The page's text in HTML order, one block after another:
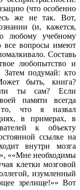
(что особенно
же не так. Вот,
(и, кажется,
любому учебному
все вопросы имеют
Составь
любопытство и
подумай: кто
быть, книга?
ты сам? Если
памяти всегда
то, что я назвал
в примерах, в
к объекту
ссылке на
внутри мозга
««Мне необходимы
клетки мозговой
изумленный
зрелище!»» Вот